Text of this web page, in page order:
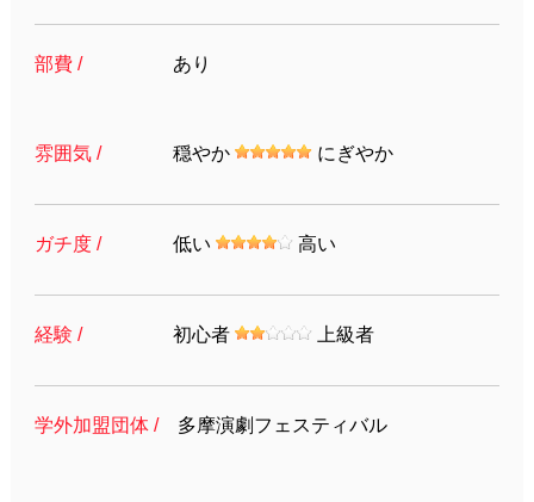
部費 / あり
雰囲気 / 穏やか にぎやか
ガチ度 / 低い 高い
経験 / 初心者 上級者
学外加盟団体 / 多摩演劇フェスティバル